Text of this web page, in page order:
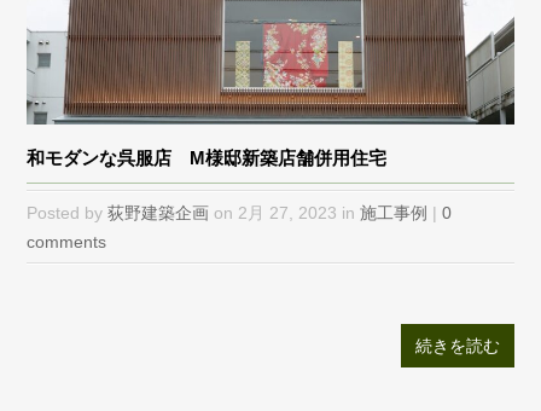
和モダンな呉服店 M様邸新築店舗併用住宅
Posted by荻野建築企画 on 2月 27, 2023 in施工事例 |0
comments
続きを読む